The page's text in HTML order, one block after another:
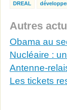
DREAL
Autres
Obama au
Nucléaire :
Antenne-
Les tickets